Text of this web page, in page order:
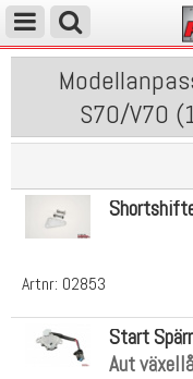
S70/V70
Artnr: 02853
Start
Aut